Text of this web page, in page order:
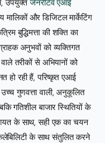
उपयुक्तजेनरेटिव एआई
मालिकों और डिजिटल मार्केटिंग
बुद्धिमत्ता की शक्ति का
अनुभवों को व्यक्तिगत
तरीकों से अभियानों को
हो रही हैं, परिष्कृत एआई
गुणवत्ता वाली, अनुकूलित
गतिशील बाजार स्थितियों के
के साथ, सही एक का चयन
के साथ संतुलित करने